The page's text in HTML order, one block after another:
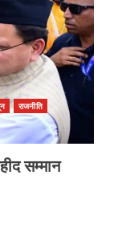
राजनीति
सम्मान